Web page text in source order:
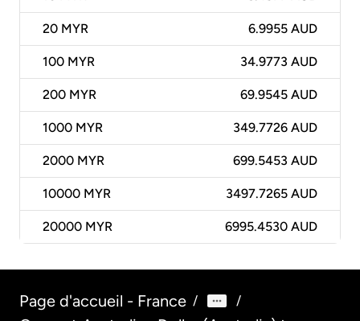
20 MYR 6.9955 AUD
100 MYR 34.9773 AUD
200 MYR 69.9545 AUD
1000 MYR 349.7726 AUD
2000 MYR 699.5453 AUD
10000 MYR 3497.7265 AUD
20000 MYR 6995.4530 AUD
Page d'accueil - France / /